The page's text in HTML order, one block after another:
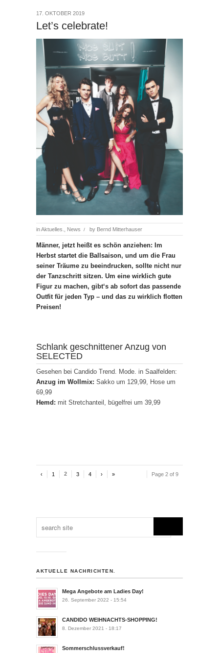
Let’s celebrate!
inAktuelles. News / by Bernd Mitterhauser
17. OKTOBER 2019
Männer, jetzt heißt es schön anziehen: Im
Herbst startet die Ballsaison, und um die Frau
seiner Träume zu beeindrucken, sollte nicht nur
der Tanzschritt sitzen. Um eine wirklich gute
Figur zu machen, gibt‘s ab sofort das passende
Outfit für jeden Typ – und das zu wirklich flotten
Preisen!
Schlank geschnittener Anzug von
SELECTED
Gesehen bei Candido Trend. Mode. in Saalfelden:
Anzug im Wollmix: Sakko um 129,99, Hose um
69,99
Hemd: mit Stretchanteil, bügelfrei um 39,99
Page 2 of 9
‹ 1 2 3 4 › »
AKTUELLE NACHRICHTEN.
Mega Angebote am Ladies Day!
26. September 2022 - 15:54
CANDIDO WEIHNACHTS-SHOPPING!
8. Dezember 2021 - 18:17
Sommerschlussverkauf!